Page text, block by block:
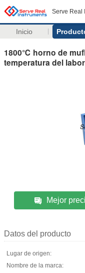
Serve Real
Inicio
1800℃ horno de
temperatura del
Mejor
Datos del producto
Lugar de origen:
Nombre de la marca: